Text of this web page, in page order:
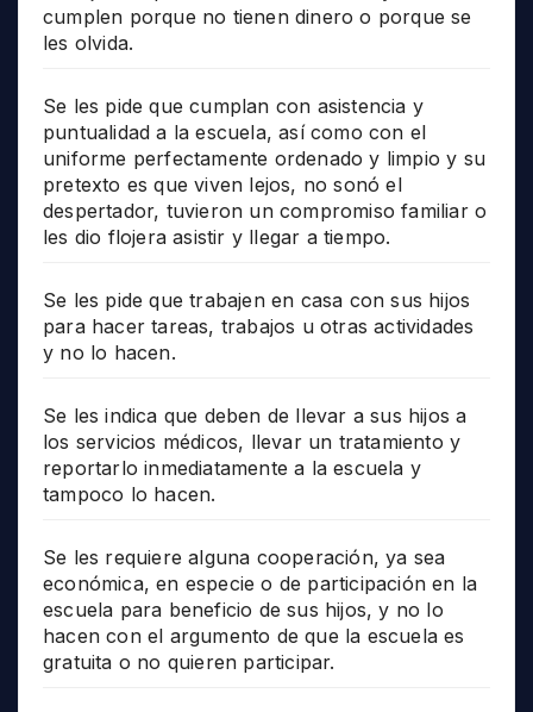
cumplen porque no tienen dinero o porque se
les olvida.
Se les pide que cumplan con asistencia y
puntualidad a la escuela, así como con el
uniforme perfectamente ordenado y limpio y su
pretexto es que viven lejos, no sonó el
despertador, tuvieron un compromiso familiar o
les dio flojera asistir y llegar a tiempo.
Se les pide que trabajen en casa con sus hijos
para hacer tareas, trabajos u otras actividades
y no lo hacen.
Se les indica que deben de llevar a sus hijos a
los servicios médicos, llevar un tratamiento y
reportarlo inmediatamente a la escuela y
tampoco lo hacen.
Se les requiere alguna cooperación, ya sea
económica, en especie o de participación en la
escuela para beneficio de sus hijos, y no lo
hacen con el argumento de que la escuela es
gratuita o no quieren participar.